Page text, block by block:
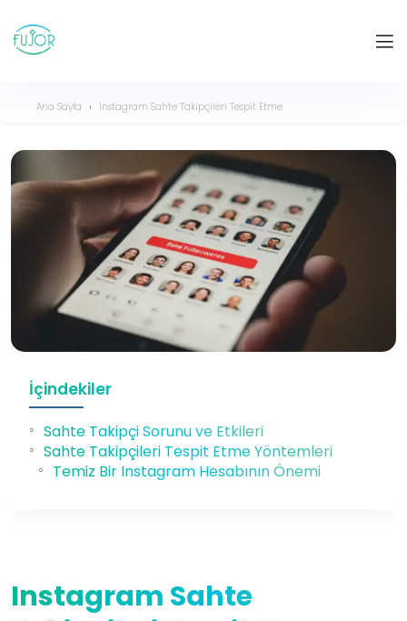
Ana Sayfa Instagram Sahte Takipçileri Tespit Etme
İçindekiler
Sahte Takipçi Sorunu ve Etkileri
Sahte Takipçileri Tespit Etme Yöntemleri
Temiz Bir Instagram Hesabının Önemi
Instagram Sahte